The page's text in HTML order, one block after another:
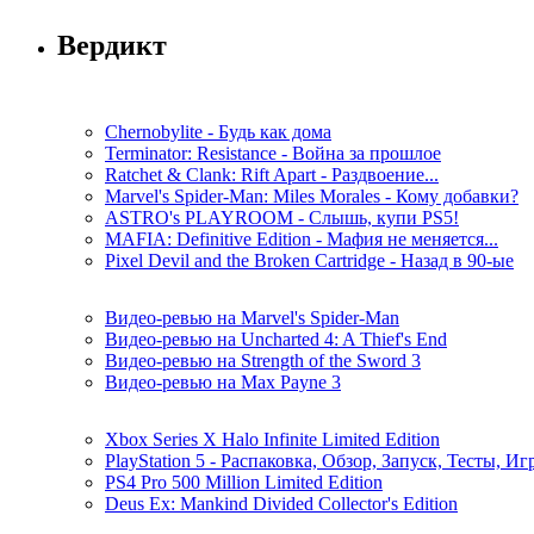
Вердикт
Chernobylite - Будь как дома
Terminator: Resistance - Война за прошлое
Ratchet & Clank: Rift Apart - Раздвоение...
Marvel's Spider-Man: Miles Morales - Кому добавки?
ASTRO's PLAYROOM - Слышь, купи PS5!
MAFIA: Definitive Edition - Мафия не меняется...
Pixel Devil and the Broken Cartridge - Назад в 90-ые
Видео-ревью на Marvel's Spider-Man
Видео-ревью на Uncharted 4: A Thief's End
Видео-ревью на Strength of the Sword 3
Видео-ревью на Max Payne 3
Xbox Series X Halo Infinite Limited Edition
PlayStation 5 - Распаковка, Обзор, Запуск, Тесты,
PS4 Pro 500 Million Limited Edition
Deus Ex: Mankind Divided Collector's Edition